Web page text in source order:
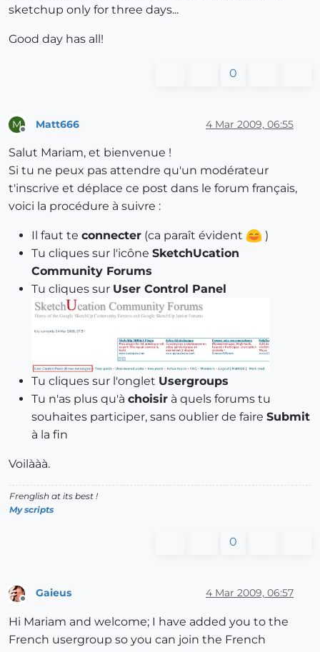
sketchup only for three days...
Good day has all!
0
M Matt666 4 Mar 2009, 06:55
Salut Mariam, et bienvenue !
Si tu ne peux pas attendre qu'un modérateur
t'inscrive et déplace ce post dans le forum français,
voici la procédure à suivre :
Il faut te connecter (ca paraît évident
)
Tu cliques sur l'icône SketchUcation
Community Forums
Tu cliques sur User Control Panel
Tu cliques sur l'onglet Usergroups
Tu n'as plus qu'à choisir à quels forums tu
souhaites participer, sans oublier de faire Submit
à la fin
Voilààà.
Frenglish at its best !
My scripts
0
Offline
Gaieus 4 Mar 2009, 06:57
Hi Mariam and welcome; I have added you to the
French usergroup so you can join the French